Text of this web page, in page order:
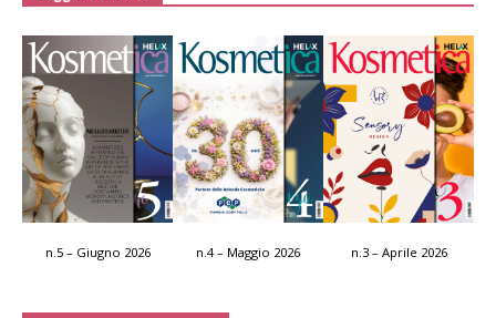
n.5 – Giugno 2026 n.4 – Maggio 2026 n.3 – Aprile 2026